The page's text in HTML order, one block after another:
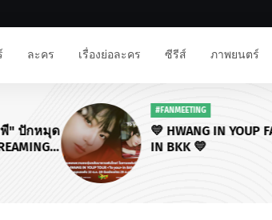
ละคร เรื่องย่อละคร ซีรีส์ ภาพยนตร์
IN YOUP FANMEETING
💛